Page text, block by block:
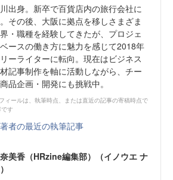
出身。新卒で百貨店内の旅行会社に
その後、大阪に拠点を移しさまざま
・職種を経験してきたが、プロジェ
ースの働き方に魅力を感じて2018年
ーライターに転向。現在はビジネス
記事制作を軸に活動しながら、チー
品企画・開発にも挑戦中。
ィールは、執筆時点、または直近の記事の寄稿時点で
す
者の最近の執筆記事
美香（HRzine編集部）（イノウエ ナ